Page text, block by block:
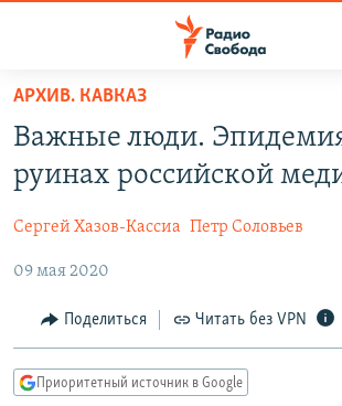
упрощенного
доступа
основному
Вернутся
главной
навигации
Вернутся
АВТОРСКИЕ ПРОЕКТЫ
ЦИТАТЫ СВОБОДЫ
МНЕНИЯ
КУЛЬТУРА
IDEL.РЕАЛИИ
КАВКАЗ.РЕАЛИИ
АРХИВ. КАВКАЗ
Важные люди.
руинах российской
Сергей Хазов-Кассиа Петр Соловьев
09 мая 2020
Поделиться Читать без VPN
Приоритетный источник в Google